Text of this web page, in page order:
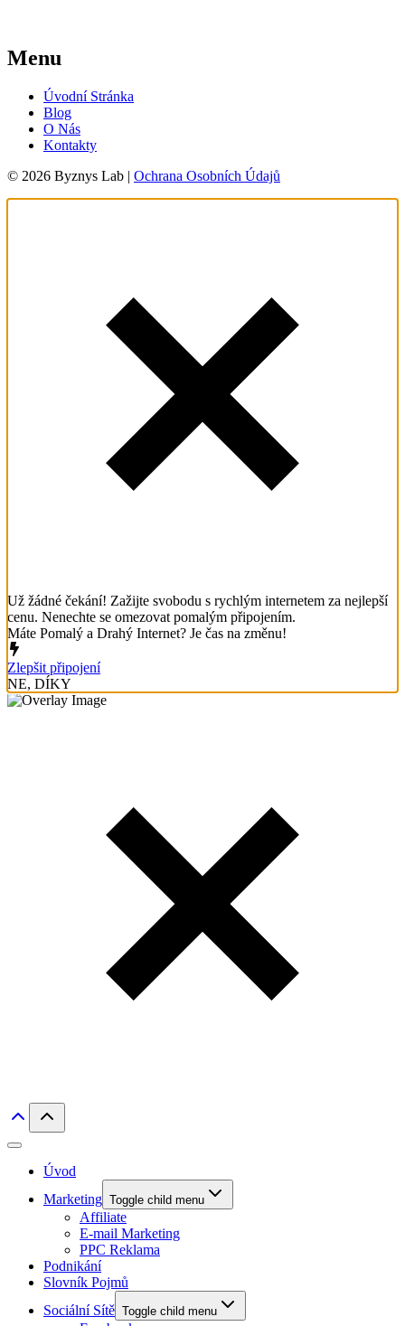
Menu
Úvodní Stránka
Blog
O Nás
Kontakty
© 2026 Byznys Lab | Ochrana Osobních Údajů
Už žádné čekání! Zažijte svobodu s rychlým internetem za nejlepší
cenu. Nenechte se omezovat pomalým připojením.
Máte Pomalý a Drahý Internet? Je čas na změnu!
Zlepšit připojení
NE, DÍKY
Úvod
Marketing Toggle child menu
Affiliate
E-mail Marketing
PPC Reklama
Podnikání
Slovník Pojmů
Sociální Sítě Toggle child menu